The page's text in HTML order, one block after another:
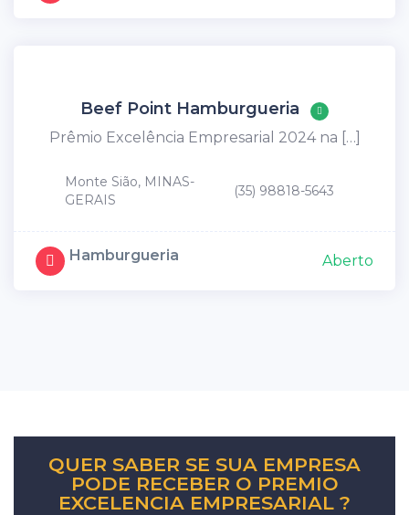
Beef Point Hamburgueria
Prêmio Excelência Empresarial 2024 na […]
Monte Sião, MINAS-
GERAIS
(35) 98818-5643
Hamburgueria Aberto
QUER SABER SE SUA EMPRESA
PODE RECEBER O PREMIO
EXCELENCIA EMPRESARIAL ?